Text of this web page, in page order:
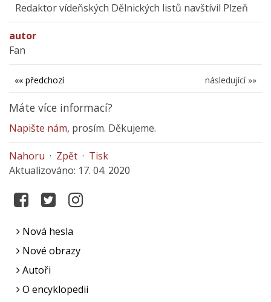
Redaktor vídeňských Dělnických listů navštívil Plzeň
autor
Fan
následující »»
«« předchozí
Máte více informací?
Napište nám, prosím. Děkujeme.
Nahoru · Zpět · Tisk
Aktualizováno: 17. 04. 2020
Nová hesla
Nové obrazy
Autoři
O encyklopedii